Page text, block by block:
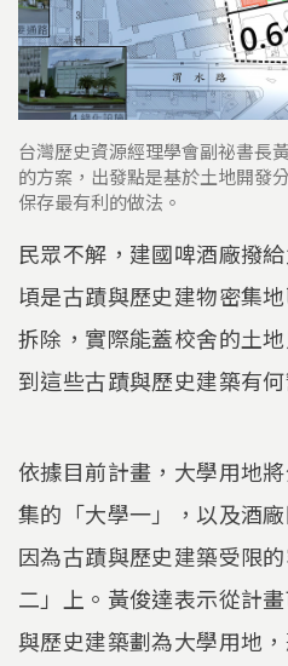
台灣歷史資源經理學會副祕書長
的方案，出發點是基於土地開發
保存最有利的做法。
民眾不解，建國啤酒廠撥
頃是古蹟與歷史建物密集
拆除，實際能蓋校舍的土
到這些古蹟與歷史建築有
依據目前計畫，大學用地
集的「大學一」，以及酒
因為古蹟與歷史建築受限
二」上。黃俊達表示從計
與歷史建築劃為大學用地